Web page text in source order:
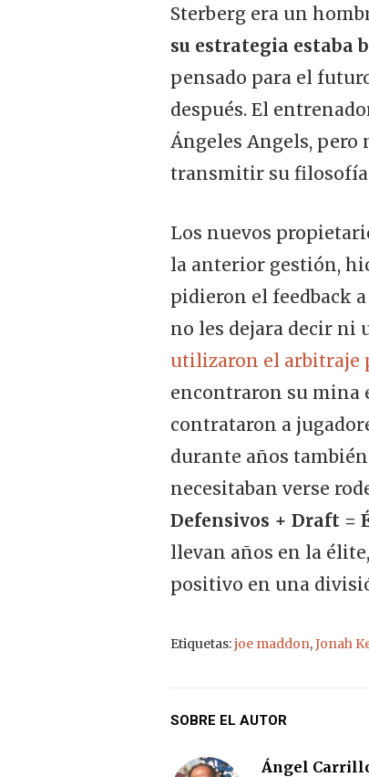
Sterberg era un
su estrategia estaba
pensado para el
después. El
Ángeles Angels, pero
transmitir su filosofía
Los nuevos
la anterior gestión,
pidieron el feedback
no les dejara decir ni
utilizaron el arbitraje
encontraron su mina
contrataron a
durante años
necesitaban verse
Defensivos + Draft =
llevan años en la
positivo en una
Etiquetas:joe maddon,Jonah
SOBRE EL AUTOR
Ángel